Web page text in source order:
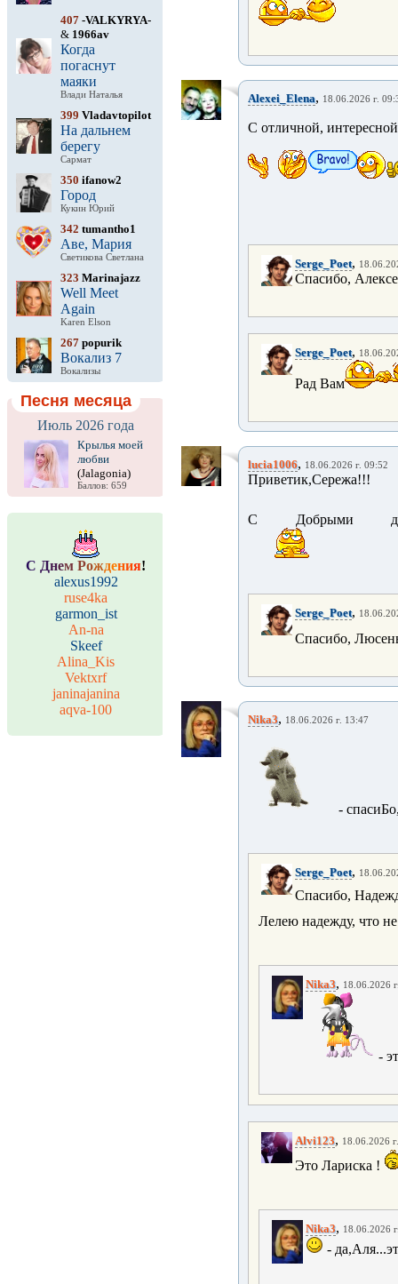
407 -VALKYRYA-
& 1966av
Когда
погаснут
маяки
Влади Наталья
399 Vladavtopilot
На дальнем
берегу
Сармат
350 ifanow2
Город
Кукин Юрий
342 tumantho1
Аве, Мария
Светикова Светлана
323 Marinajazz
Well Meet
Again
Karen Elson
267 popurik
Вокализ 7
Вокализы
Песня месяца
Июль 2026 года
Крылья моей
любви
(Jalagonia)
Баллов: 659
С Днем Рождения!
alexus1992
ruse4ka
garmon_ist
An-na
Skeef
Alina_Kis
Vektxrf
janinajanina
aqva-100
Alexei_Elena, 18.06.2026 г.
С отличной,
Serge_Poet,
Спасибо,
Serge_Poet,
Рад Вам
lucia1006, 18.06.2026 г. 09:52
Приветик,Сережа!!!
С Добрыми
Serge_Poet,
Спасибо,
Nika3, 18.06.2026 г. 13:47
-
Serge_Poet,
Спасибо,
Лелею надежду, что
Nika3, 18.06.2026
-
Alvi123, 18.06.2026
Это Лариска !
Nika3, 18.06.2026
-